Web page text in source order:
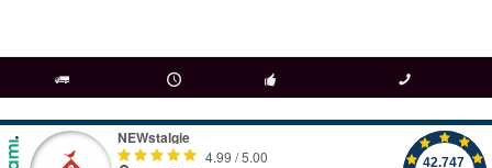
ab € 69 Bestellwert seit 98 Jahren Fachgeschäft + telefonisch erreichbar
09497 1511